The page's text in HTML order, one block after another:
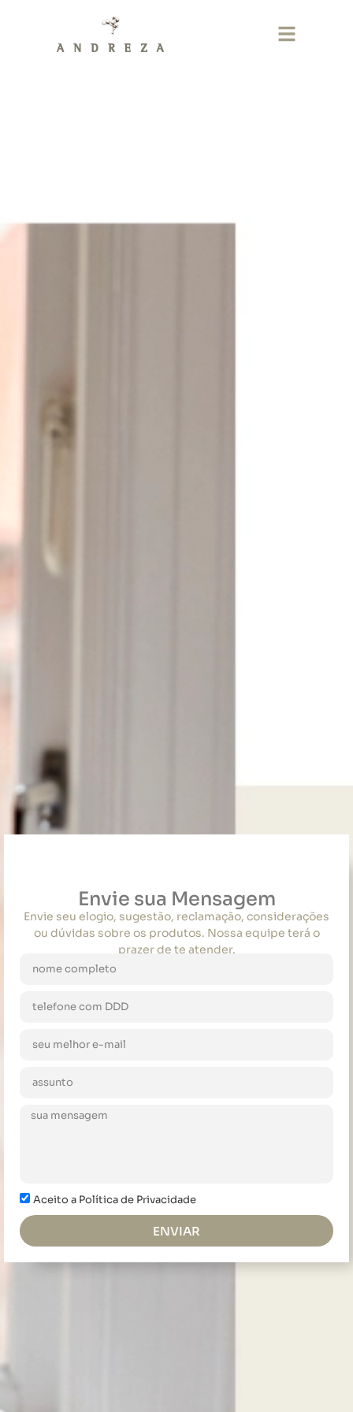
Envie sua Mensagem
Envie seu elogio, sugestão, reclamação, considerações
ou dúvidas sobre os produtos. Nossa equipe terá o
prazer de te atender.
Aceito a Política de Privacidade
ENVIAR